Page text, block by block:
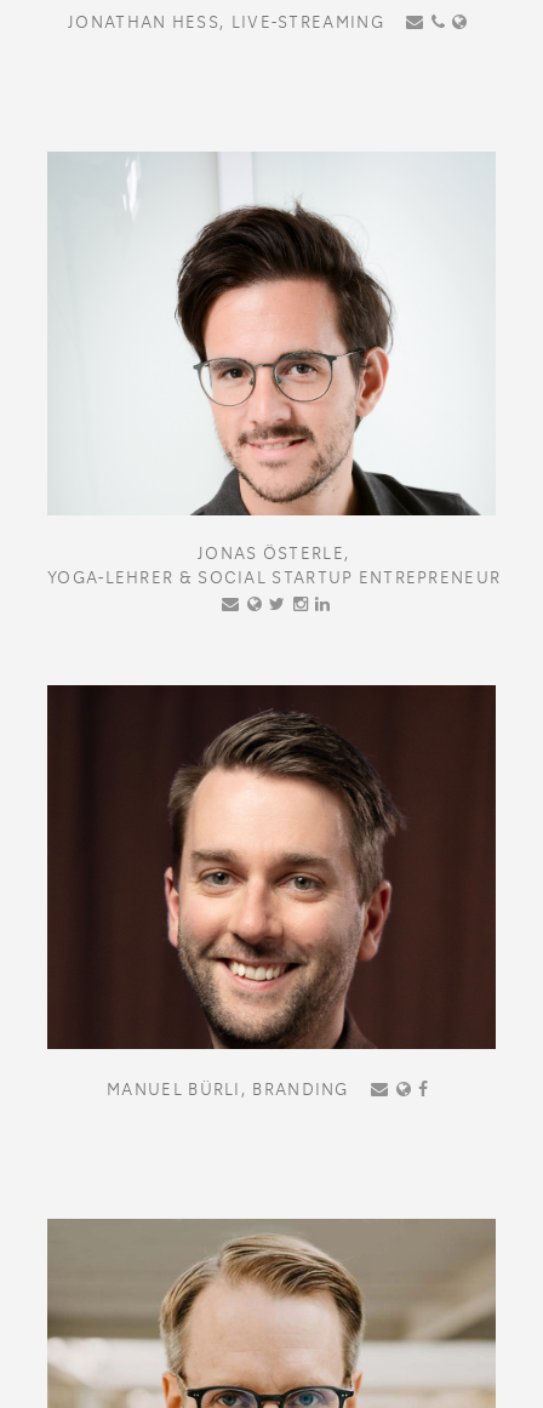
JONATHAN HESS, LIVE-STREAMING
JONAS ÖSTERLE,
YOGA-LEHRER & SOCIAL STARTUP ENTREPRENEUR
MANUEL BÜRLI, BRANDING